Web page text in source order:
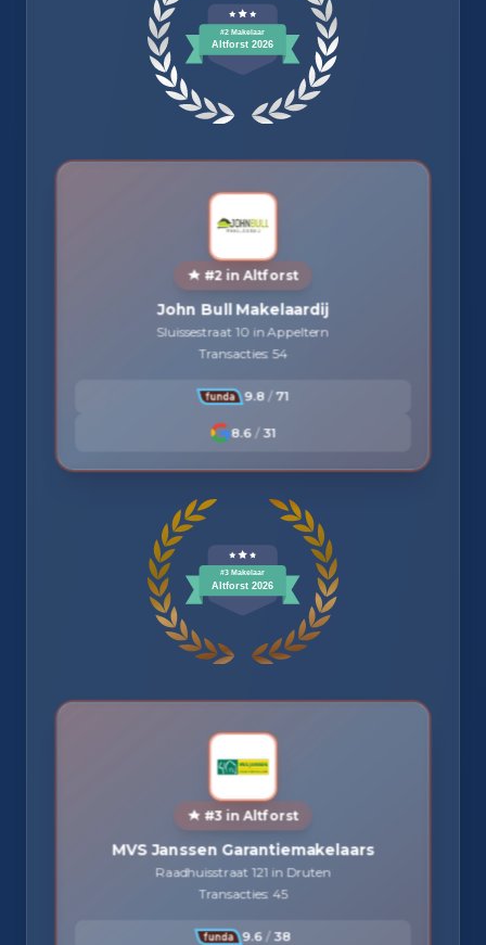
#2 in Altforst
John Bull Makelaardij
Sluissestraat 10 in Appeltern
Transacties: 54
9.8 /71
8.6 / 31
#3 in Altforst
MVS Janssen Garantiemakelaars
Raadhuisstraat 121 in Druten
Transacties: 45
9.6 / 38